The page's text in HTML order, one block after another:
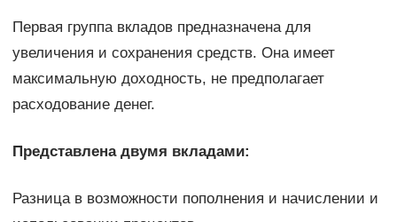
Первая группа вкладов предназначена для
увеличения и сохранения средств. Она имеет
максимальную доходность, не предполагает
расходование денег.
Представлена двумя вкладами:
Разница в возможности пополнения и начислении и